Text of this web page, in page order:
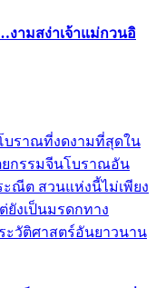
งามสง่าเจ้าแม่กวนอิ
บราณที่งดงามที่สุดใน
ยกรรมจีนโบราณอัน
ณีต สวนแห่งนี้ไม่เพียง
งเป็นมรดกทาง
วัติศาสตร์อันยาวนาน